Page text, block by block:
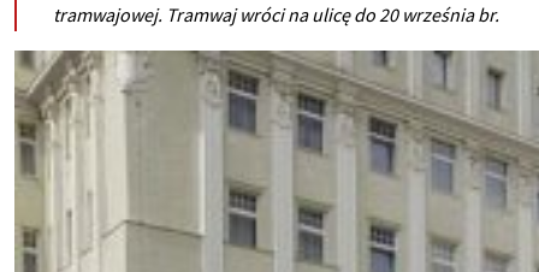
tramwajowej. Tramwaj wróci na ulicę do 20 września br.